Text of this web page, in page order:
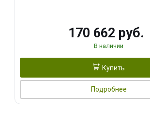
170 662 руб.
В наличии
Купить
Подробнее